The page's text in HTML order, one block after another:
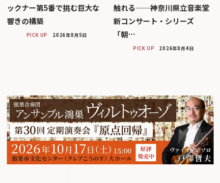
ックナー第5番で挑む巨大な
響きの構築
PICK UP 2026年8月5日
触れる──神奈川県立音楽堂
新コンサート・シリーズ
「朝…
PICK UP 2026年8月4日